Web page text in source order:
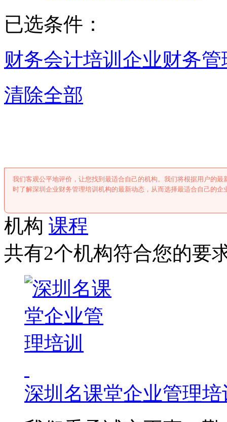
已选条件：
财务会计培训 企业财务管
清除全部
我们客观公平地评价，让您找到最适合自己的机构。我们将根据用户的
时了解深圳企业财务管理培训机构的最新动态，从而选择最适合自己的企
机构 课程
共有2个机构符合您的要
深圳名课堂企业管理培